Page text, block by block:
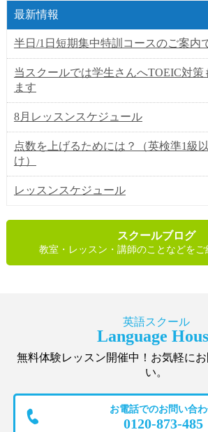
最新情報
半日/1日短期集中特訓コースのご案内
当スクールでは学生さんへTOEIC対策
ます
8月レッスンスケジュール
点数を上げるためには？（英検準1級
け）
レッスンスケジュール
スクールブログ
教室・レッスン・講師のことなどをご
英語スクール
Language
無料体験レッスン開催中！お気軽に
い。
お電話でのお問い合
0120-873-485